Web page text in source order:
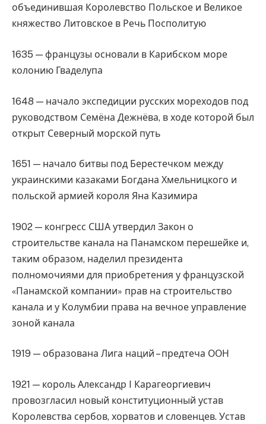
объединившая Королевство Польское и Великое
княжество Литовское в Речь Посполитую
1635 — французы основали в Карибском море
колонию Гваделупа
1648 — начало экспедиции русских мореходов под
руководством Семёна Дежнёва, в ходе которой был
открыт Северный морской путь
1651 — начало битвы под Берестечком между
украинскими казаками Богдана Хмельницкого и
польской армией короля Яна Казимира
1902 — конгресс США утвердил Закон о
строительстве канала на Панамском перешейке и,
таким образом, наделил президента
полномочиями для приобретения у французской
«Панамской компании» прав на строительство
канала и у Колумбии права на вечное управление
зоной канала
1919 — образована Лига наций – предтеча ООН
1921 — король Александр I Карагеоргиевич
провозгласил новый конституционный устав
Королевства сербов, хорватов и словенцев. Устав